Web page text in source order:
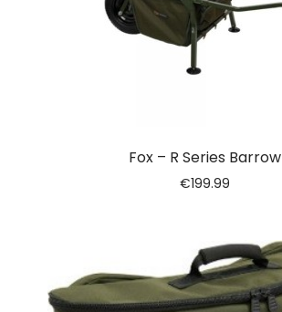
Fox – R Series Barrow
€199.99